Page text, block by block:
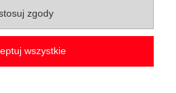
O firmiezgody
wszystkie